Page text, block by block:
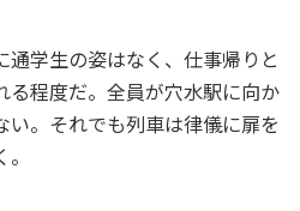
通学生の姿はなく、仕事帰りと
る程度だ。全員が穴水駅に向か
い。それでも列車は律儀に扉を